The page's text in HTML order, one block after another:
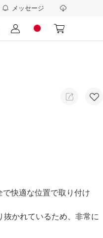
メッセージ
快適な位置で取り付け
かれているため、非常に